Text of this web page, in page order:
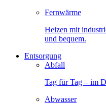
Fernwärme
Heizen mit
und bequem.
Entsorgung
Abfall
Tag für Tag – im
Abwasser